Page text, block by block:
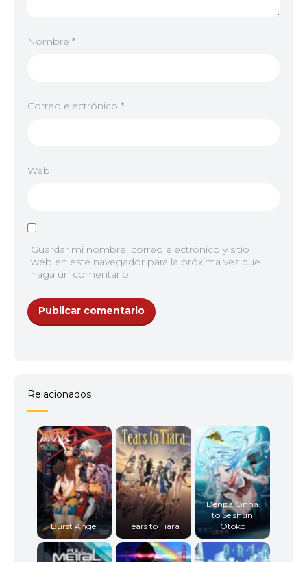
12 <img src="//image.tmdb.org/t/p/w92/
Nombre *
Correo electrónico *
Web
Guardar mi nombre, correo electrónico y sitio
web en este navegador para la próxima vez que
haga un comentario.
Relacionados
Burst Angel Tears to Tiara
Denpa Onna
to Seishun
Otoko